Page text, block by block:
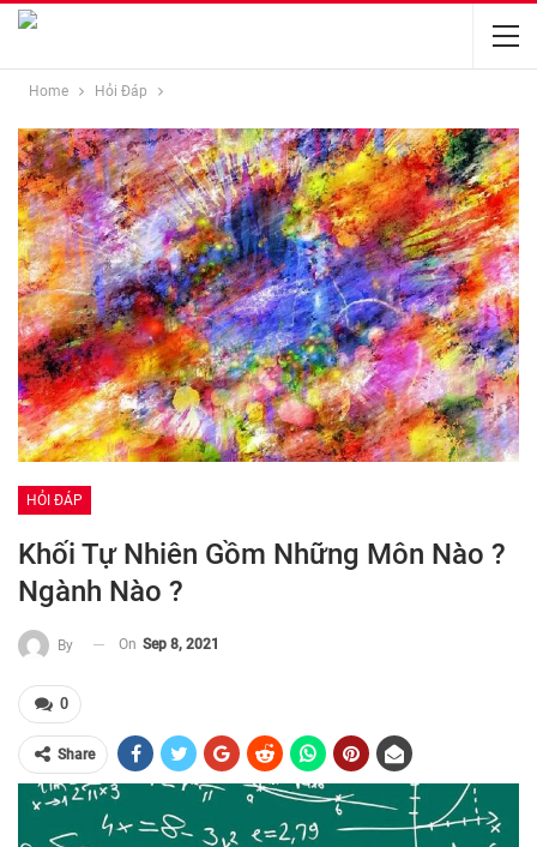
Home Hỏi Đáp
HỎI ĐÁP
Khối Tự Nhiên Gồm Những Môn Nào ?
Ngành Nào ?
By On Sep 8, 2021
0
Share